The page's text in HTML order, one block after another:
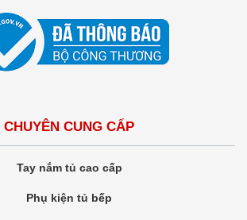
CHUYÊN CUNG CẤP
Tay nắm tủ cao cấp
Phụ kiện tủ bếp